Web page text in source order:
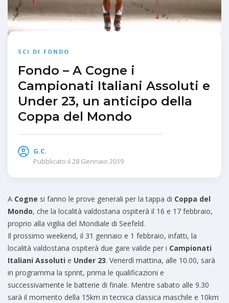
SCI DI FONDO
Fondo – A Cogne i
Campionati Italiani Assoluti e
Under 23, un anticipo della
Coppa del Mondo
G.C.
Pubblicato il 28 Gennaio 2019
A Cogne si fanno le prove generali per la tappa di Coppa del
Mondo, che la località valdostana ospiterà il 16 e 17 febbraio,
proprio alla vigilia del Mondiale di Seefeld.
Il prossimo weekend, il 31 gennaio e 1 febbraio, infatti, la
località valdostana ospiterà due gare valide per i Campionati
Italiani Assoluti e Under 23. Venerdì mattina, alle 10.00, sarà
in programma la sprint, prima le qualificazioni e
successivamente le batterie di finale. Mentre sabato alle 9.30
sarà il momento della 15km in tecnica classica maschile e 10km